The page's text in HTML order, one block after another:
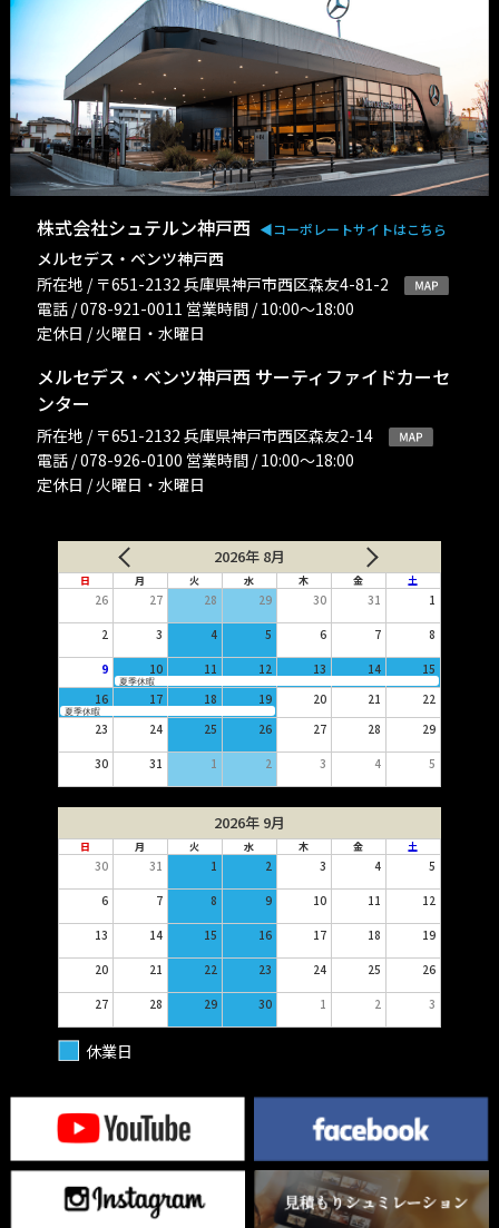
株式会社シュテルン神戸西 ◀︎コーポレートサイトはこちら
メルセデス・ベンツ神戸西
所在地 / 〒651-2132 兵庫県神戸市西区森友4-81-2
電話 / 078-921-0011 営業時間 / 10:00〜18:00
定休日 / 火曜日・水曜日
メルセデス・ベンツ神戸西 サーティファイドカーセ
ンター
所在地 / 〒651-2132 兵庫県神戸市西区森友2-14
電話 / 078-926-0100 営業時間 / 10:00〜18:00
定休日 / 火曜日・水曜日
2026年 8月
日 月 火 水 木 金 土
26 27 28 29 30 31 1
2 3 4 5 6 7 8
9 10 11 12 13 14 15
夏季休暇
16 17 18 19 20 21 22
夏季休暇
23 24 25 26 27 28 29
30 31 1 2 3 4 5
2026年 9月
日 月 火 水 木 金 土
30 31 1 2 3 4 5
6 7 8 9 10 11 12
13 14 15 16 17 18 19
20 21 22 23 24 25 26
27 28 29 30 1 2 3
休業日